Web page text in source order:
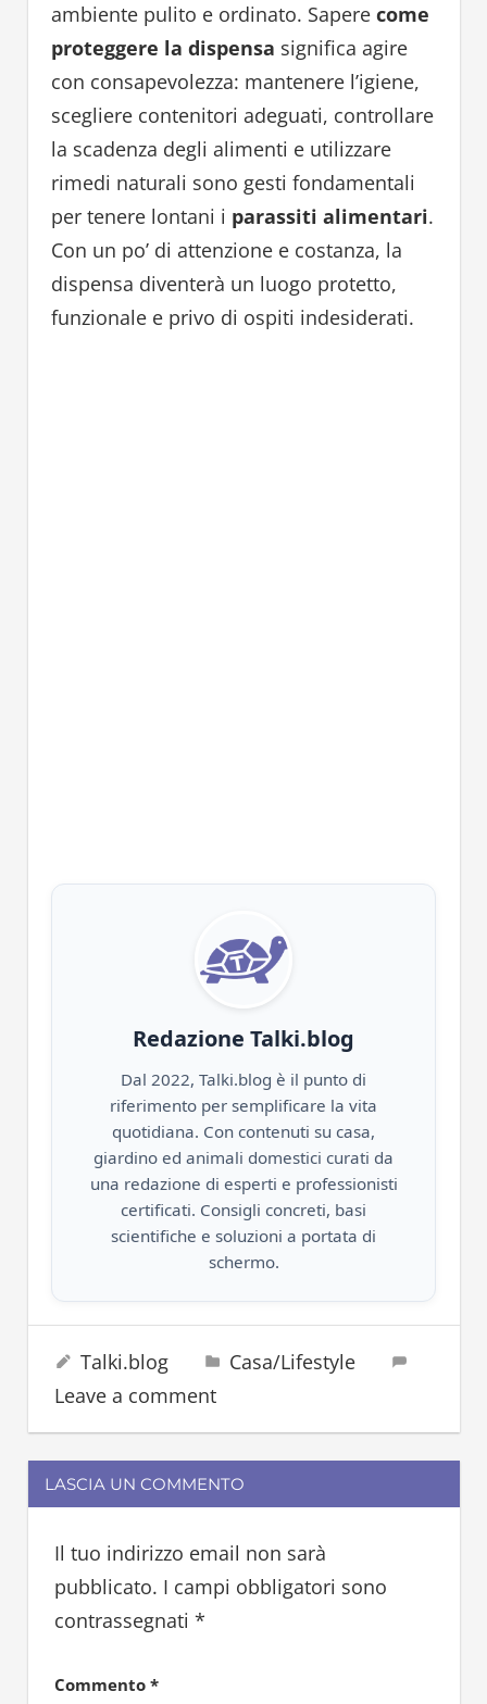
ambiente pulito e ordinato. Sapere come
proteggere la dispensa significa agire
con consapevolezza: mantenere l’igiene,
scegliere contenitori adeguati, controllare
la scadenza degli alimenti e utilizzare
rimedi naturali sono gesti fondamentali
per tenere lontani i parassiti alimentari.
Con un po’ di attenzione e costanza, la
dispensa diventerà un luogo protetto,
funzionale e privo di ospiti indesiderati.
Redazione Talki.blog
Dal 2022, Talki.blog è il punto di
riferimento per semplificare la vita
quotidiana. Con contenuti su casa,
giardino ed animali domestici curati da
una redazione di esperti e professionisti
certificati. Consigli concreti, basi
scientifiche e soluzioni a portata di
schermo.
conservare
cucina
dispensa
igiene
igienizzare
lavare
pulire
18 Settembre 2025
Talki.blog
Casa/Lifestyle
Leave a comment
LASCIA UN COMMENTO
Il tuo indirizzo email non sarà
pubblicato. I campi obbligatori sono
contrassegnati *
Commento *